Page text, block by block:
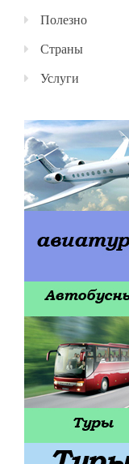
Полезно
Страны
Услуги